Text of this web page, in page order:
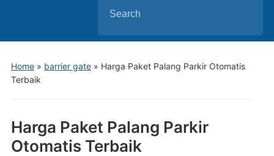
for:
Home» barrier gate» Harga Paket Palang Parkir Otomatis
Terbaik
Harga Paket Palang Parkir
Otomatis Terbaik